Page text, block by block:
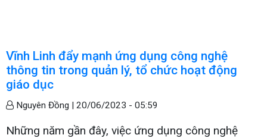
Vĩnh Linh đẩy mạnh ứng dụng công nghệ
thông tin trong quản lý, tổ chức hoạt động
giáo dục
Nguyên Đồng | 20/06/2023 - 05:59
Những năm gần đây, việc ứng dụng công nghệ